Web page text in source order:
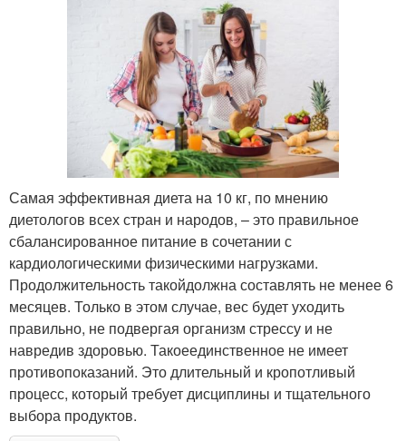
Самая эффективная диета на 10 кг, по мнению
диетологов всех стран и народов, – это правильное
сбалансированное питание в сочетании с
кардиологическими физическими нагрузками.
Продолжительность такойдолжна составлять не менее 6
месяцев. Только в этом случае, вес будет уходить
правильно, не подвергая организм стрессу и не
навредив здоровью. Такоеединственное не имеет
противопоказаний. Это длительный и кропотливый
процесс, который требует дисциплины и тщательного
выбора продуктов.